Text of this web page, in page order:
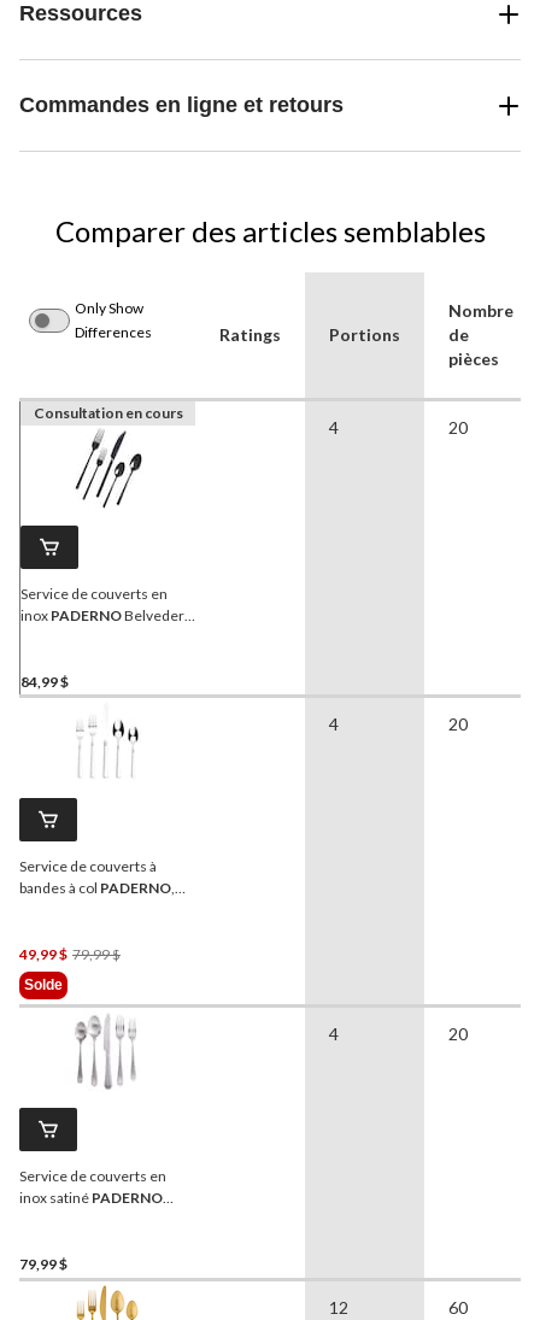
Ressources
Commandes en ligne et retours
Comparer des articles semblables
Only Show
Differences
Ratings Portions
Nombre
de
pièces
Consultation en cours
Service de couverts en
inox PADERNOBelvedere
84,99 $
4 20
Service de couverts à
bandes à col PADERNO,
49,99 $ 79,99 $Prix
79,99 $
Solde
4 20
Service de couverts en
inox satiné PADERNO
79,99 $
4 20
12 60